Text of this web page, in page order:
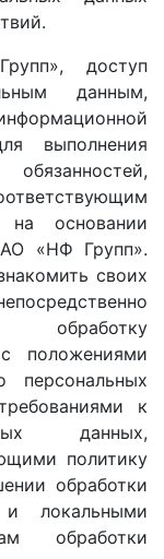
доступ
данным,
выполнения
на основании
АО «НФ Групп».
своих
положениями
персональных
к
данных,
политику
обработки
и локальными
обработки